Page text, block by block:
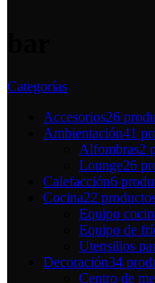
Categorías
Accesorios26
Ambientación41
Alfombras2
Lounge26
Calefacción6
Cocina22
Equipo
Equipo de
Utensilios
Decoración34
Centro de